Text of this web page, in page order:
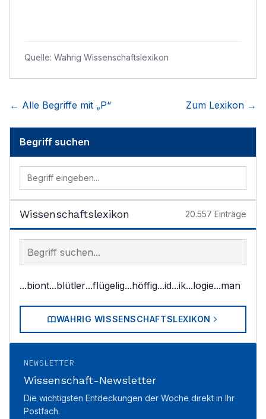
Quelle: Wahrig Wissenschaftslexikon
← Alle Begriffe mit „P“ Zum Lexikon →
Begriff suchen
Wissenschaftslexikon 20.557 Einträge
Begriff im Lexikon suchen
...biont...blütler...flügelig...höffig...id...ik...logie...man
WAHRIG WISSENSCHAFTSLEXIKON
NEWSLETTER
Wissenschaft-Newsletter
Die wichtigsten Entdeckungen der Woche direkt in Ihr
Postfach.